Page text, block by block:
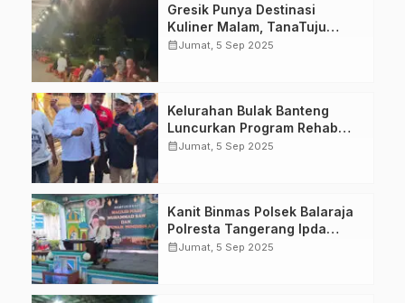
Gresik Punya Destinasi
Kuliner Malam, TanaTuju
Suguhkan Makanan UMKM,
calendar_monthJumat, 5 Sep 2025
Kelurahan Bulak Banteng
Luncurkan Program Rehab
Rumah Tidak Layak Huni
Surabaya.
calendar_monthJumat, 5 Sep 2025
Kanit Binmas Polsek Balaraja
Polresta Tangerang Ipda
Setiyono Hadiri Peringatan
calendar_monthJumat, 5 Sep 2025